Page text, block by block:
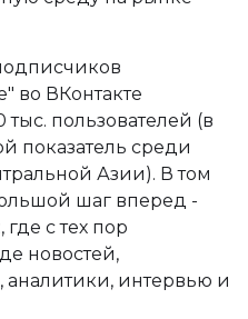
во ВКонтакте
пользователей (в
показатель среди
Азии). В том
шаг вперед -
с тех пор
новостей,
аналитики, интервью и